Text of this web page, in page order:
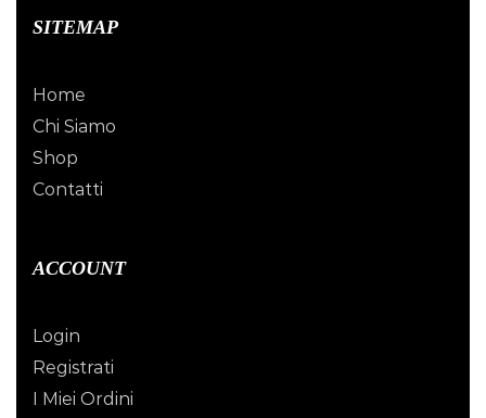
SITEMAP
Home
Chi Siamo
Shop
Contatti
ACCOUNT
Login
Registrati
I Miei Ordini